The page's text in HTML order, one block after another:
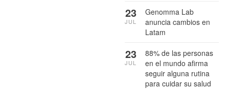
Genomma Lab
anuncia cambios en
Latam
23
JUL
88% de las personas
en el mundo afirma
seguir alguna rutina
para cuidar su salud
23
JUL